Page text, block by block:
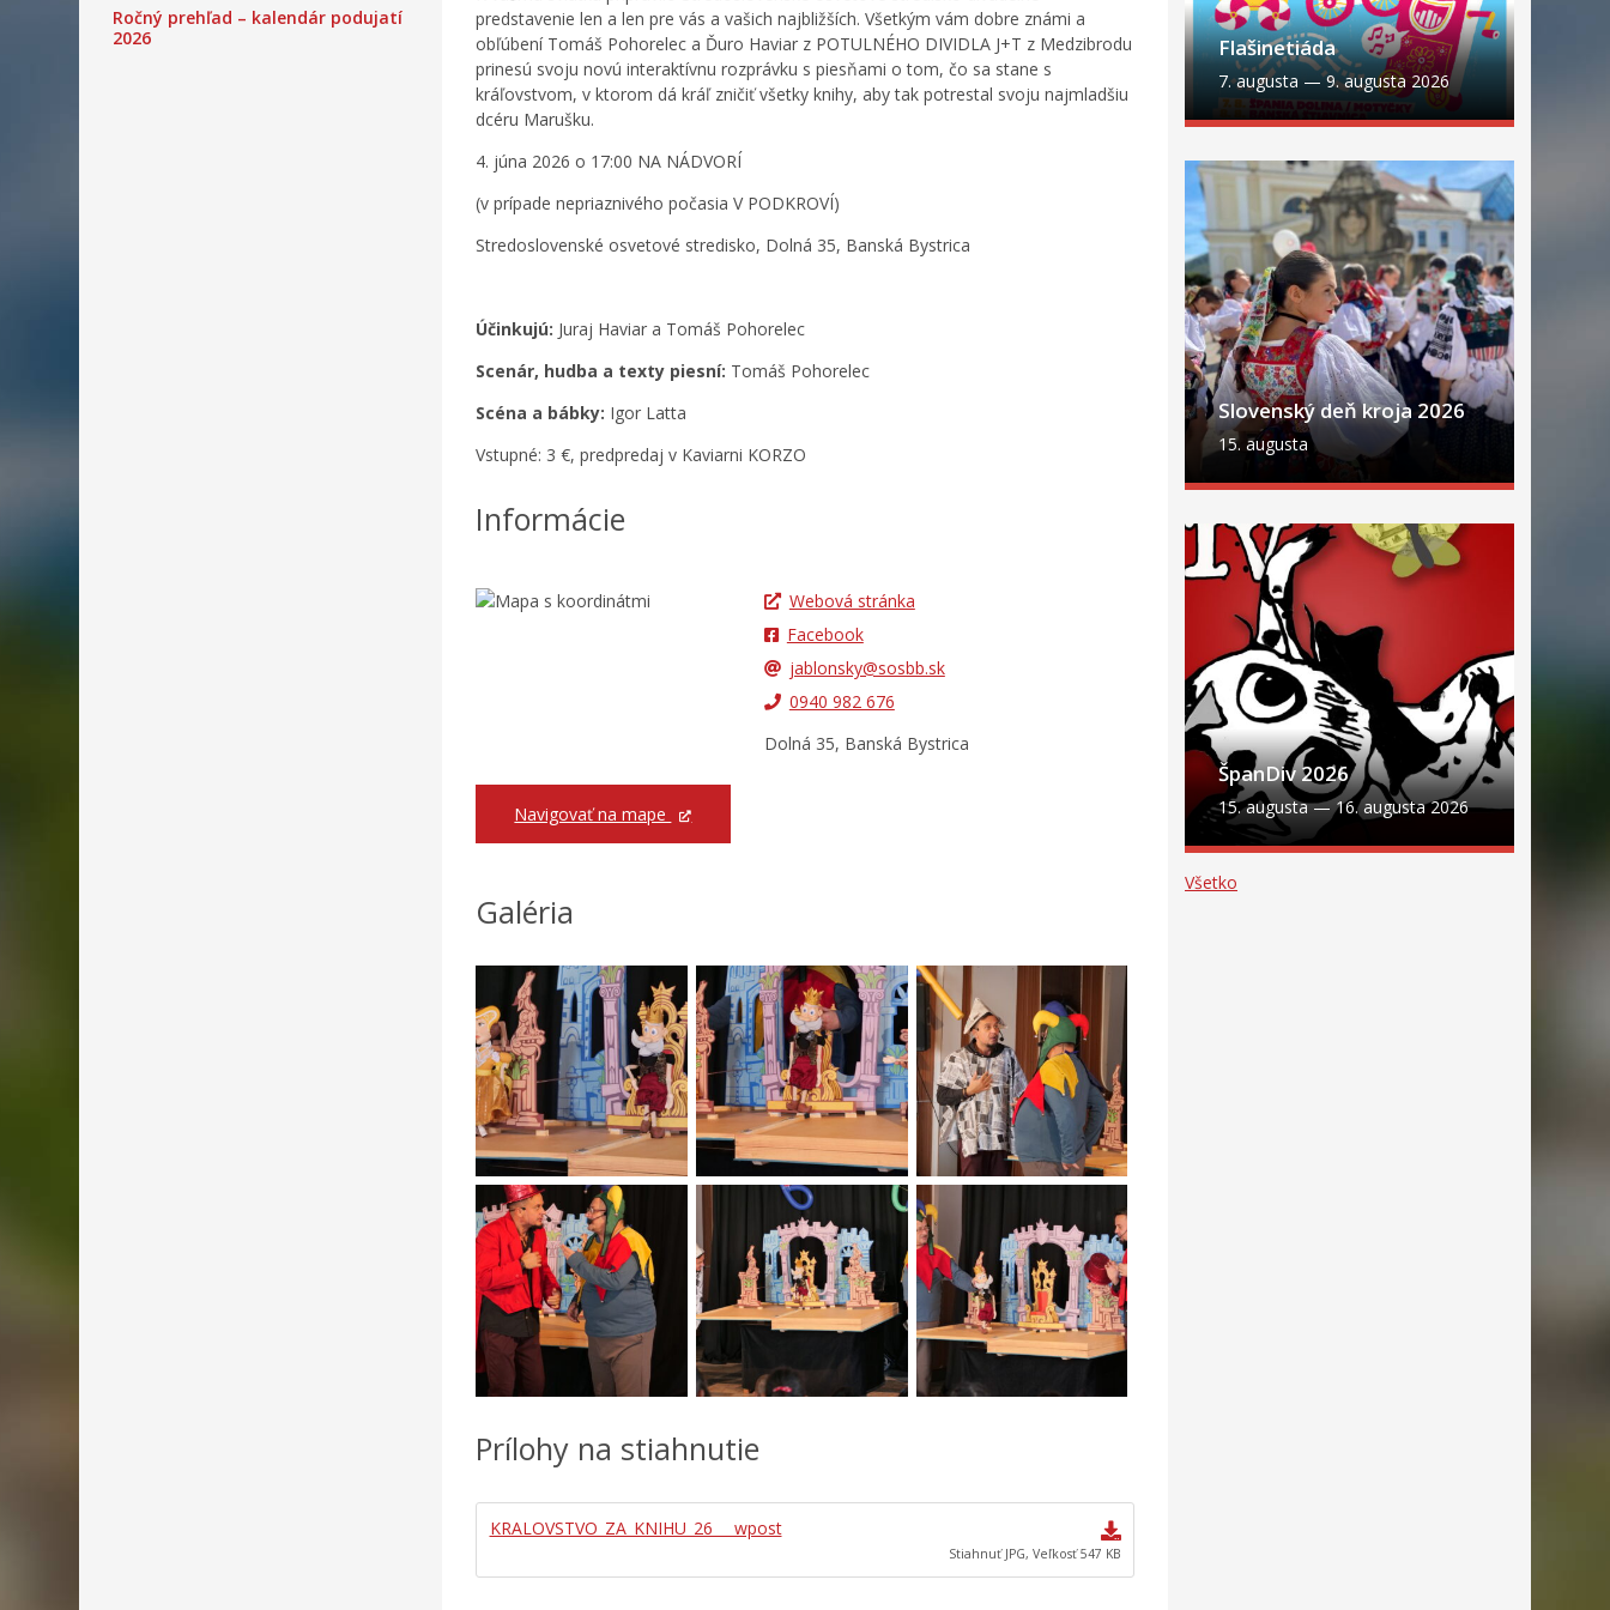
Ročný prehľad – kalendár podujatí
2026
predstavenie len a len pre vás a vašich najbližších. Všetkým vám dobre známi a
obľúbení Tomáš Pohorelec a Ďuro Haviar z POTULNÉHO DIVIDLA J+T z Medzibrodu
prinesú svoju novú interaktívnu rozprávku s piesňami o tom, čo sa stane s
kráľovstvom, v ktorom dá kráľ zničiť všetky knihy, aby tak potrestal svoju najmladšiu
dcéru Marušku.
4. júna 2026 o 17:00 NA NÁDVORÍ
(v prípade nepriaznivého počasia V PODKROVÍ)
Stredoslovenské osvetové stredisko, Dolná 35, Banská Bystrica
Účinkujú: Juraj Haviar a Tomáš Pohorelec
Scenár, hudba a texty piesní: Tomáš Pohorelec
Scéna a bábky: Igor Latta
Vstupné: 3 €, predpredaj v Kaviarni KORZO
Informácie
Navigovať na mape
Webová stránka
Facebook
jablonsky@sosbb.sk
0940 982 676
Dolná 35, Banská Bystrica
Galéria
Prílohy na stiahnutie
KRALOVSTVO_ZA_KNIHU_26___wpost
Stiahnuť JPG, Veľkosť 547 KB
Flašinetiáda
7. augusta —9. augusta 2026
Slovenský deň kroja 2026
15. augusta
ŠpanDiv 2026
15. augusta—16. augusta 2026
Všetko